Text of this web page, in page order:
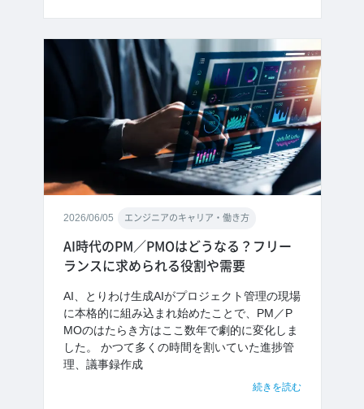
2026/06/05 エンジニアのキャリア・働き方
AI時代のPM／PMOはどうなる？フリー
ランスに求められる役割や需要
AI、とりわけ生成AIがプロジェクト管理の現場
に本格的に組み込まれ始めたことで、PM／P
MOのはたらき方はここ数年で劇的に変化しま
した。 かつて多くの時間を割いていた進捗管
理、議事録作成
続きを読む